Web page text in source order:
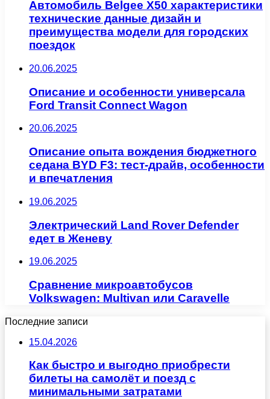
Автомобиль Belgee X50 характеристики
технические данные дизайн и
преимущества модели для городских
поездок
20.06.2025
Описание и особенности универсала
Ford Transit Connect Wagon
20.06.2025
Описание опыта вождения бюджетного
седана BYD F3: тест-драйв, особенности
и впечатления
19.06.2025
Электрический Land Rover Defender
едет в Женеву
19.06.2025
Сравнение микроавтобусов
Volkswagen: Multivan или Caravelle
Последние записи
15.04.2026
Как быстро и выгодно приобрести
билеты на самолёт и поезд с
минимальными затратами